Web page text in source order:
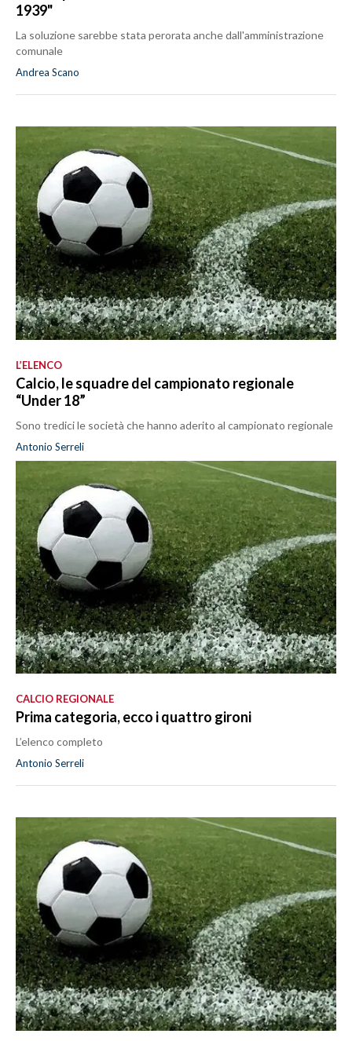
1939"
La soluzione sarebbe stata perorata anche dall'amministrazione
comunale
Andrea Scano
L’ELENCO
Calcio, le squadre del campionato regionale
“Under 18”
Sono tredici le società che hanno aderito al campionato regionale
Antonio Serreli
CALCIO REGIONALE
Prima categoria, ecco i quattro gironi
L’elenco completo
Antonio Serreli